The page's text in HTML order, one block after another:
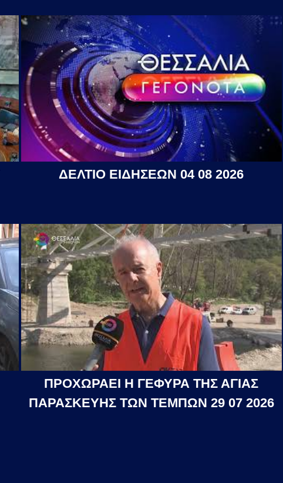
ΔΕΛΤΙΟ ΕΙΔΗΣΕΩΝ 04 08 2026
ΠΡΟΧΩΡΑΕΙ Η ΓΕΦΥΡΑ ΤΗΣ ΑΓΙΑΣ
ΠΑΡΑΣΚΕΥΗΣ ΤΩΝ ΤΕΜΠΩΝ 29 07 2026